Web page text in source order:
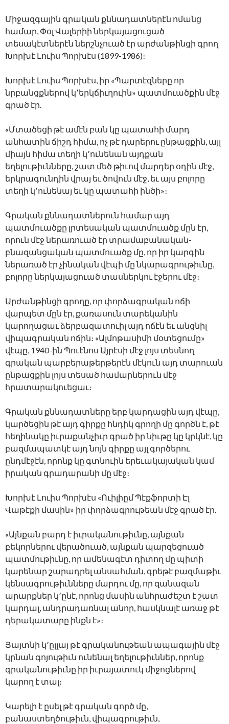
Միջազգային գրական քննադատներէն ոմանց
համար, Փօլ Վալերիի ներկայացուցած
տեսակէտներէն ներշնչուած էր արժանթինցի գրող
Խորխէ Լուիս Պորխէս (1899-1986)։
Խորխէ Լուիս Պորխէս, իր «Պարտէզները որ
նրբանցքներով կ՚երկճիւղուին» պատմուածքին մէջ
գրած էր.
«Մտածեցի թէ ամէն բան կը պատահի մարդ
անհատին ճիշդ հիմա, ոչ թէ դարերու ընթացքին, այլ
միայն հիմա տեղի կ՚ունենան այդքան
եղելութիւնները, շատ մեծ թիւով մարդեր օդին մէջ,
երկրագունդին վրայ եւ ծովուն մէջ, եւ այս բոլորը
տեղի կ՚ունենայ եւ կը պատահի ինծի»։
Գրական քննադատներուն համար այդ
պատմուածքը լրտեսական պատմուածք մըն էր,
որուն մէջ ներառուած էր տրամաբանական-
բնազանցական պատմուածք մը, որ իր կարգին
ներառած էր չինական վէպի մը նկարագրութիւնը,
բոլորը ներկայացուած տասներկու էջերու մէջ։
Արժանթինցի գրողը, որ փորձագրական ոճի
վարպետ մըն էր, քառասուն տարեկանին
կարողացաւ ձերբազատուիլ այդ ոճէն եւ անցնիլ
վիպագրական ոճին։ «Ալմոթասիմի մօտեցումը»
վէպը, 1940-ին Պուէնոս Այրէսի մէջ լոյս տեսնող
գրական պարբերաթերթերէն մէկուն այդ տարուան
ընթացքին լոյս տեսած համարներուն մէջ
հրատարակուեցաւ։
Գրական քննադատները երբ կարդացին այդ վէպը,
կարծեցին թէ այդ գիրքը հնդիկ գրողի մը գործն է, թէ
հեղինակը իւրաքանչիւր գրած իր նիւթը կը կրկնէ, կը
բազմապատկէ այդ նոյն գիրքը այլ գործերու
ընդմէջէն, որոնք կը գտնուին երեւակայական կամ
իրական գրադարանի մը մէջ։
Խորխէ Լուիս Պորխէս «Ուիլիըմ Պէքֆորտի Էլ
Վաթէքի մասին» իր փորձագրութեան մէջ գրած էր.
«Այնքան բարդ է իւրականութիւնը, այնքան
բեկորներու վերածուած, այնքան պարզեցուած
պատմութիւնը, որ ամենագէտ դիտող մը պիտի
կարենար շարադրել անսահման, գրեթէ բազմաթիւ
կենսագրութիւնները մարդու մը, որ զանազան
արարքներ կ՚ընէ, որոնց մասին անհրաժեշտ է շատ
կարդալ, անդրադառնալ անոր, հասկնալէ առաջ թէ
դերակատարը ինքն է»։
Յայտնի կ՚ըլլայ թէ գրականութեան ապագային մէջ
կրնան գոյութիւն ունենալ եղելութիւններ, որոնք
գրականութիւնը իր իւրայատուկ միջոցներով
կարող է տալ։
Կարելի է ըսել թէ գրական գործ մը,
բանաստեղծութիւն, վիպագրութիւն,